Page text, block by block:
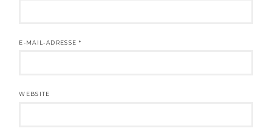
E-MAIL-ADRESSE *
WEBSITE